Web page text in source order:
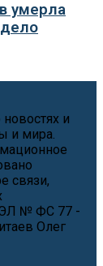
умерла
и
и мира.
связи,
ЭЛ № ФС 77 -
Олег